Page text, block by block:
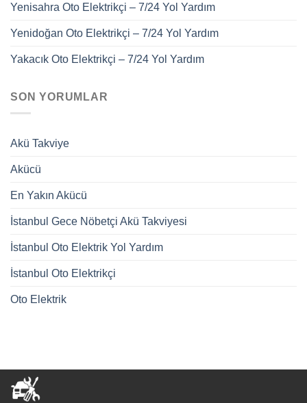
Yenisahra Oto Elektrikçi – 7/24 Yol Yardım
Yenidoğan Oto Elektrikçi – 7/24 Yol Yardım
Yakacık Oto Elektrikçi – 7/24 Yol Yardım
SON YORUMLAR
Akü Takviye
Akücü
En Yakın Akücü
İstanbul Gece Nöbetçi Akü Takviyesi
İstanbul Oto Elektrik Yol Yardım
İstanbul Oto Elektrikçi
Oto Elektrik